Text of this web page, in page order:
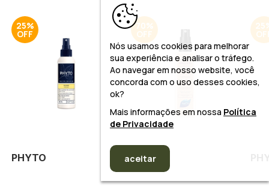
25%
PHYTO
70%
PHYTO
Nós usamos cookies para melhorar
sua experiência e analisar o tráfego.
Ao navegar em nosso website, você
concorda com o uso desses cookies,
ok?
Mais informações em nossa Política
de Privacidade
aceitar